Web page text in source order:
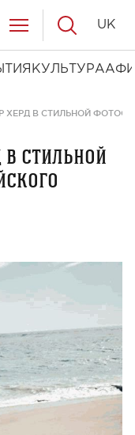
КУЛЬТУРА
UK
В СТИЛЬНОЙ
стильной